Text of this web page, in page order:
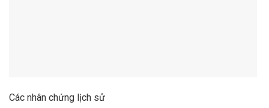
Các nhân chứng lịch sử